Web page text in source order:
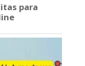
para